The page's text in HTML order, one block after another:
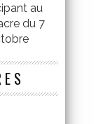
au
du 7